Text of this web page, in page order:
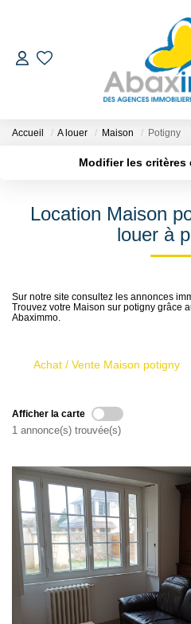
Le Mandat
Accueil A louer Maison Potigny
Modifier les critères
Type de bien
Créer une alerte
Location Maison
louer à
Sur notre site consultez les annonces
Trouvez votre Maison sur potigny grâce
Abaximmo.
Achat / Vente Maison potigny
Afficher la carte
1 annonce(s) trouvée(s)